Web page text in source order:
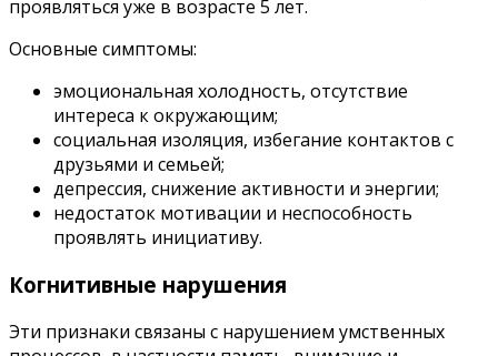
проявляться уже в возрасте 5 лет.
Основные симптомы:
эмоциональная холодность, отсутствие
интереса к окружающим;
социальная изоляция, избегание контактов с
друзьями и семьей;
депрессия, снижение активности и энергии;
недостаток мотивации и неспособность
проявлять инициативу.
Когнитивные нарушения
Эти признаки связаны с нарушением умственных